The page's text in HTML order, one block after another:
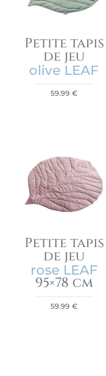
Petite tapis
de jeu
olive LEAF
59.99€
Petite tapis
de jeu
rose LEAF
95×78 cm
59.99€